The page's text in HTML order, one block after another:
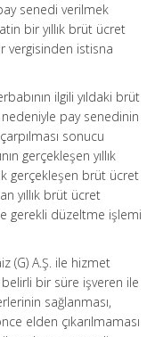
senedi verilmek
bir yıllık brüt ücret
vergisinden istisna
ilgili yıldaki brüt
pay senedinin
sonucu
gerçekleşen yıllık
gerçekleşen brüt ücret
yıllık brüt ücret
gerekli düzeltme işlemi
(G) A.Ş. ile hizmet
belirli bir süre işveren ile
sağlanması,
elden çıkarılmaması